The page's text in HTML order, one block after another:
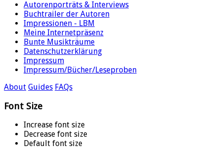
Autorenporträts & Interviews
Buchtrailer der Autoren
Impressionen - LBM
Meine Internetpräsenz
Bunte Musikträume
Datenschutzerklärung
Impressum
Impressum/Bücher/Leseproben
About Guides FAQs
Font Size
Increase font size
Decrease font size
Default font size